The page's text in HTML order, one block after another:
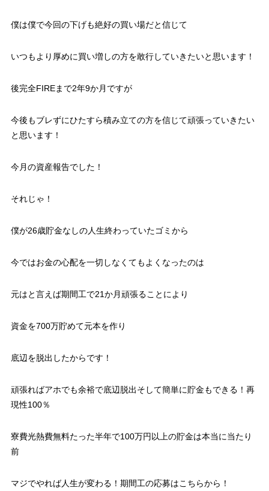
僕は僕で今回の下げも絶好の買い場だと信じて
いつもより厚めに買い増しの方を敢行していきたいと思います！
後完全FIREまで2年9か月ですが
今後もブレずにひたすら積み立ての方を信じて頑張っていきたい
と思います！
今月の資産報告でした！
それじゃ！
僕が26歳貯金なしの人生終わっていたゴミから
今ではお金の心配を一切しなくてもよくなったのは
元はと言えば期間工で21か月頑張ることにより
資金を700万貯めて元本を作り
底辺を脱出したからです！
頑張ればアホでも余裕で底辺脱出そして簡単に貯金もできる！再
現性100％
寮費光熱費無料たった半年で100万円以上の貯金は本当に当たり
前
マジでやれば人生が変わる！期間工の応募はこちらから！